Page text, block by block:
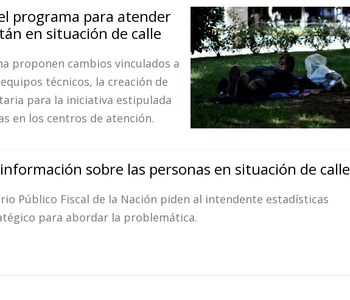
programa para atender
en situación de calle
proponen cambios vinculados a
técnicos, la creación de
para la iniciativa estipulada
en los centros de atención.
sobre las personas en situación de calle
Público Fiscal de la Nación piden al intendente estadísticas
para abordar la problemática.